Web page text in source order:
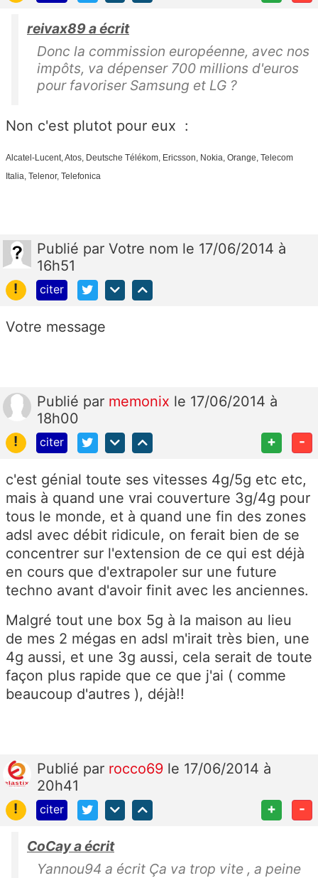
reivax89 a écrit
Donc la commission européenne, avec nos
impôts, va dépenser 700 millions d'euros
pour favoriser Samsung et LG ?
Non c'est plutot pour eux :
Alcatel-Lucent, Atos, Deutsche Télékom, Ericsson, Nokia, Orange, Telecom
Italia, Telenor, Telefonica
Publié par Votre nom le 17/06/2014 à
16h51
!
citer
Votre message
Publié par memonix le 17/06/2014 à
18h00
!
citer + -
c'est génial toute ses vitesses 4g/5g etc etc,
mais à quand une vrai couverture 3g/4g pour
tous le monde, et à quand une fin des zones
adsl avec débit ridicule, on ferait bien de se
concentrer sur l'extension de ce qui est déjà
en cours que d'extrapoler sur une future
techno avant d'avoir finit avec les anciennes.
Malgré tout une box 5g à la maison au lieu
de mes 2 mégas en adsl m'irait très bien, une
4g aussi, et une 3g aussi, cela serait de toute
façon plus rapide que ce que j'ai ( comme
beaucoup d'autres ), déjà!!
Publié par rocco69 le 17/06/2014 à
20h41
!
citer + -
CoCay a écrit
Yannou94 a écrit Ça va trop vite , a peine